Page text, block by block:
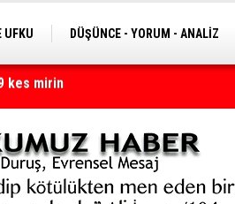
UFKU DÜŞÜNCE - YORUM - ANALİZ